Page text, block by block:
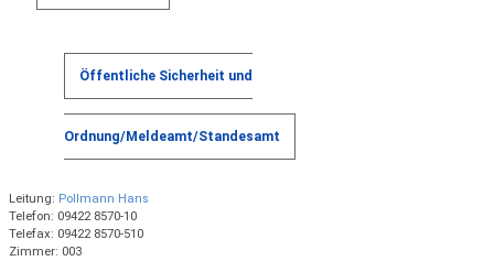
Öffentliche Sicherheit und
Ordnung/Meldeamt/Standesamt
Leitung: Pollmann Hans
Telefon: 09422 8570-10
Telefax: 09422 8570-510
Zimmer: 003